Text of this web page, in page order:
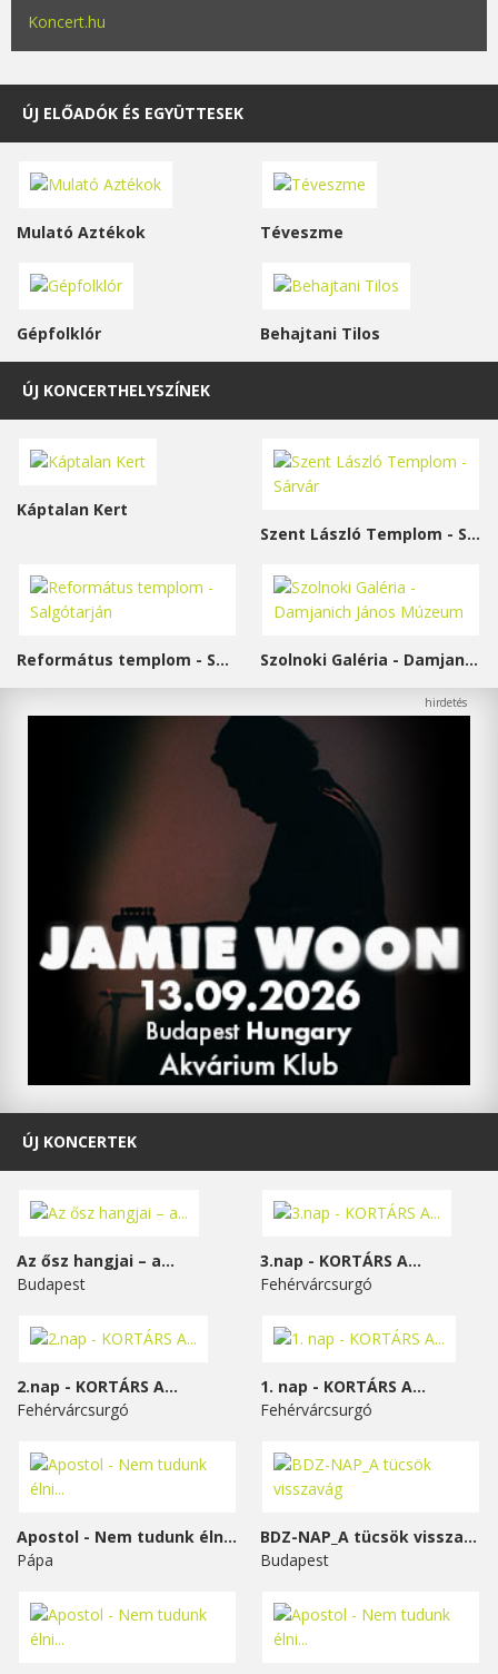
Koncert.hu
ÚJ ELŐADÓK ÉS EGYÜTTESEK
Mulató Aztékok Téveszme
Gépfolklór Behajtani Tilos
ÚJ KONCERTHELYSZÍNEK
Káptalan Kert
Szent László Templom - Sárvár
Református templom - Salgótarján Szolnoki Galéria - Damjanich János Múzeum
ÚJ KONCERTEK
Az ősz hangjai – a...
Budapest
3.nap - KORTÁRS A...
Fehérvárcsurgó
2.nap - KORTÁRS A...
Fehérvárcsurgó
1. nap - KORTÁRS A...
Fehérvárcsurgó
Apostol - Nem tudunk élni...
Pápa
BDZ-NAP_A tücsök visszavág
Budapest